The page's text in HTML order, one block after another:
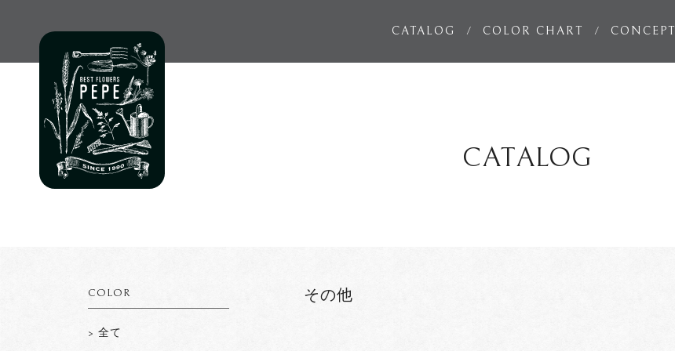
CATALOG COLOR CHART CONCEPT
CATALOG
COLOR
> 全て
その他